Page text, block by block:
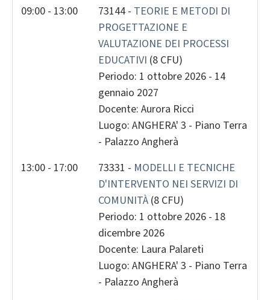
9 10 11 12 13
17 18 19
24 25 26 27
31 1 2
Today
09:00 - 13:00 73144 - TEORIE E METODI DI
PROGETTAZIONE E
VALUTAZIONE DEI PROCESSI
EDUCATIVI (8 CFU)
Periodo: 1 ottobre 2026 - 14
gennaio 2027
Docente: Aurora Ricci
Luogo: ANGHERA' 3 - Piano Terra
- Palazzo Angherà
13:00 - 17:00
73331 - MODELLI E TECNICHE
D'INTERVENTO NEI SERVIZI DI
COMUNITÀ (8 CFU)
Periodo: 1 ottobre 2026 - 18
dicembre 2026
Docente: Laura Palareti
Luogo: ANGHERA' 3 - Piano Terra
- Palazzo Angherà